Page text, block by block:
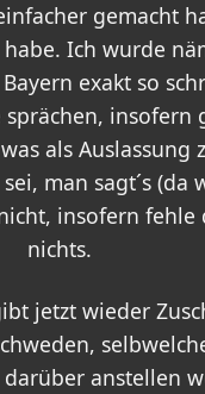
gemacht
Ich wurde
exakt so
insofern
als Auslassung
man sagt´s (da
insofern fehle
nichts.
jetzt wieder
anstellen